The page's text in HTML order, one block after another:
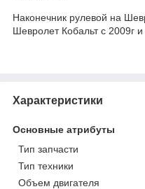
Наконечник рулевой на
Шевролет Кобальт с 2009г
Характеристики
Основные атрибуты
Тип запчасти
Тип техники
Объем двигателя